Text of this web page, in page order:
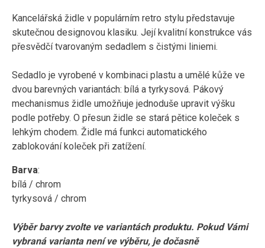
Kancelářská židle v populárním retro stylu představuje
skutečnou designovou klasiku. Její kvalitní konstrukce vás
přesvědčí tvarovaným sedadlem s čistými liniemi.
Sedadlo je vyrobené v kombinaci plastu a umělé kůže ve
dvou barevných variantách: bílá a tyrkysová. Pákový
mechanismus židle umožňuje jednoduše upravit výšku
podle potřeby. O přesun židle se stará pětice koleček s
lehkým chodem. Židle má funkci automatického
zablokování koleček při zatížení.
Barva:
bílá / chrom
tyrkysová / chrom
Výběr barvy zvolte ve variantách produktu. Pokud Vámi
vybraná varianta není ve výběru, je dočasně